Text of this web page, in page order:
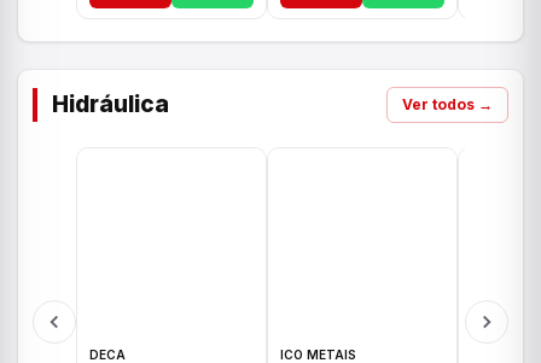
Hidráulica Ver todos →
DECA ICO METAIS